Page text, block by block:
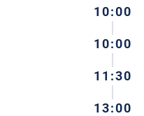
10:00
10:00
11:30
13:00